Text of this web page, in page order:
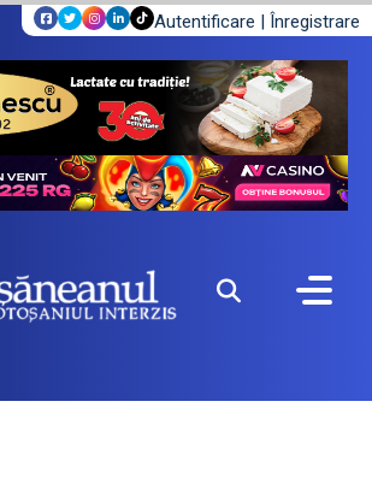
Autentificare | Înregistrare